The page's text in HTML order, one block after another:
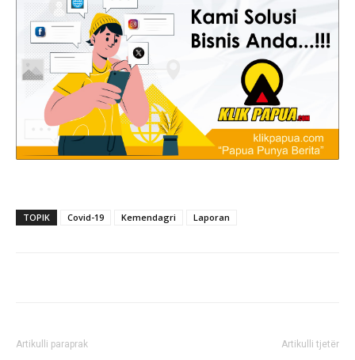
TOPIK Covid-19 Kemendagri Laporan
Artikulli paraprak Artikulli tjetër